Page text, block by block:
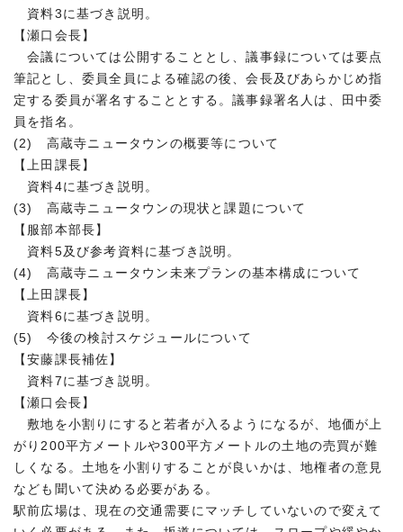
資料3に基づき説明。
【瀬口会長】
会議については公開することとし、議事録については要点
筆記とし、委員全員による確認の後、会長及びあらかじめ指
定する委員が署名することとする。議事録署名人は、田中委
員を指名。
(2) 高蔵寺ニュータウンの概要等について
【上田課長】
資料4に基づき説明。
(3) 高蔵寺ニュータウンの現状と課題について
【服部本部長】
資料5及び参考資料に基づき説明。
(4) 高蔵寺ニュータウン未来プランの基本構成について
【上田課長】
資料6に基づき説明。
(5) 今後の検討スケジュールについて
【安藤課長補佐】
資料7に基づき説明。
【瀬口会長】
敷地を小割りにすると若者が入るようになるが、地価が上
がり200平方メートルや300平方メートルの土地の売買が難
しくなる。土地を小割りすることが良いかは、地権者の意見
なども聞いて決める必要がある。
駅前広場は、現在の交通需要にマッチしていないので変えて